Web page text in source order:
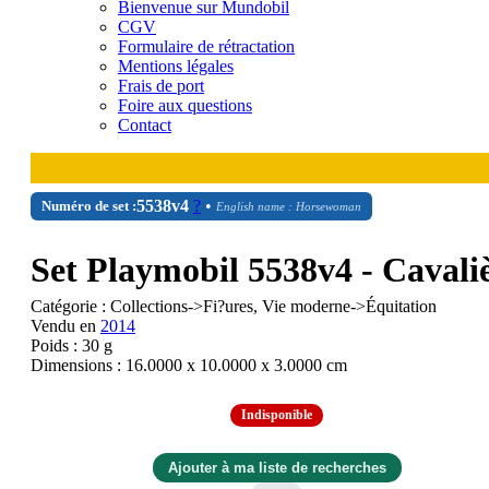
Bienvenue sur Mundobil
CGV
Formulaire de rétractation
Mentions légales
Frais de port
Foire aux questions
Contact
Numéro de set :5538v4 ?• English name : Horsewoman
Set Playmobil 5538v4 -
Catégorie : Collections->Fi?ures, Vie moderne->Équitation
Vendu en 2014
Poids : 30 g
Dimensions : 16.0000 x 10.0000 x 3.0000 cm
Indisponible